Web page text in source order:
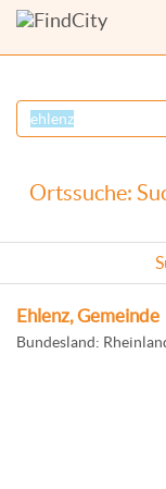
Ortssuche:
Ehlenz, Gemeinde
Bundesland: